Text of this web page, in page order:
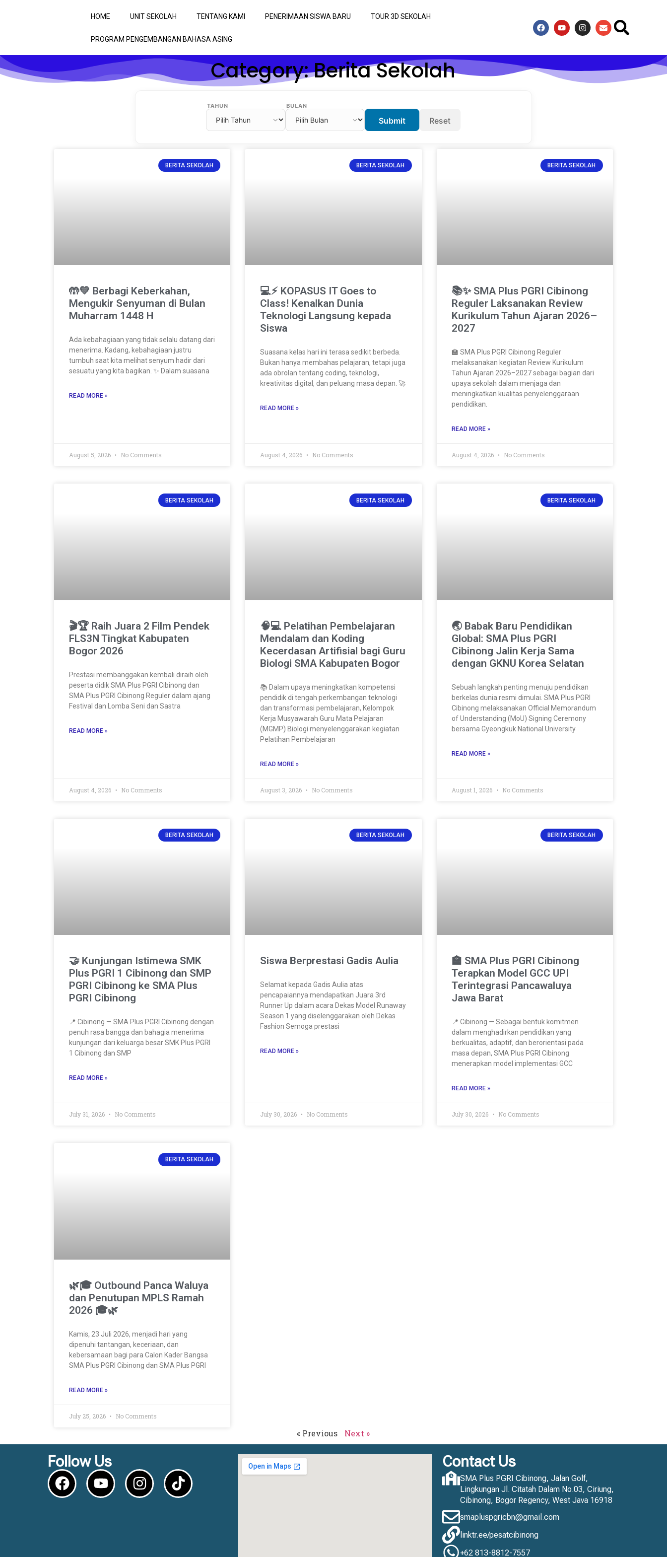
HOME UNIT SEKOLAH TENTANG KAMI PENERIMAAN SISWA BARU TOUR 3D SEKOLAH
PROGRAM PENGEMBANGAN BAHASA ASING
Category: Berita Sekolah
TAHUN BULAN
Submit Reset
BERITA SEKOLAH
🤲💚 Berbagi Keberkahan,
Mengukir Senyuman di Bulan
Muharram 1448 H
Ada kebahagiaan yang tidak selalu datang dari
menerima. Kadang, kebahagiaan justru
tumbuh saat kita melihat senyum hadir dari
sesuatu yang kita bagikan. ✨ Dalam suasana
READ MORE »
August 5, 2026 No Comments
BERITA SEKOLAH
💻⚡ KOPASUS IT Goes to
Class! Kenalkan Dunia
Teknologi Langsung kepada
Siswa
Suasana kelas hari ini terasa sedikit berbeda.
Bukan hanya membahas pelajaran, tetapi juga
ada obrolan tentang coding, teknologi,
kreativitas digital, dan peluang masa depan. 🚀
READ MORE »
August 4, 2026 No Comments
BERITA SEKOLAH
📚✨ SMA Plus PGRI Cibinong
Reguler Laksanakan Review
Kurikulum Tahun Ajaran 2026–
2027
🏫 SMA Plus PGRI Cibinong Reguler
melaksanakan kegiatan Review Kurikulum
Tahun Ajaran 2026–2027 sebagai bagian dari
upaya sekolah dalam menjaga dan
meningkatkan kualitas penyelenggaraan
pendidikan.
READ MORE »
August 4, 2026 No Comments
BERITA SEKOLAH
🎬🏆 Raih Juara 2 Film Pendek
FLS3N Tingkat Kabupaten
Bogor 2026
Prestasi membanggakan kembali diraih oleh
peserta didik SMA Plus PGRI Cibinong dan
SMA Plus PGRI Cibinong Reguler dalam ajang
Festival dan Lomba Seni dan Sastra
READ MORE »
August 4, 2026 No Comments
BERITA SEKOLAH
🧠💻 Pelatihan Pembelajaran
Mendalam dan Koding
Kecerdasan Artifisial bagi Guru
Biologi SMA Kabupaten Bogor
📚 Dalam upaya meningkatkan kompetensi
pendidik di tengah perkembangan teknologi
dan transformasi pembelajaran, Kelompok
Kerja Musyawarah Guru Mata Pelajaran
(MGMP) Biologi menyelenggarakan kegiatan
Pelatihan Pembelajaran
READ MORE »
August 3, 2026 No Comments
BERITA SEKOLAH
🌏 Babak Baru Pendidikan
Global: SMA Plus PGRI
Cibinong Jalin Kerja Sama
dengan GKNU Korea Selatan
Sebuah langkah penting menuju pendidikan
berkelas dunia resmi dimulai. SMA Plus PGRI
Cibinong melaksanakan Official Memorandum
of Understanding (MoU) Signing Ceremony
bersama Gyeongkuk National University
READ MORE »
August 1, 2026 No Comments
BERITA SEKOLAH
🤝 Kunjungan Istimewa SMK
Plus PGRI 1 Cibinong dan SMP
PGRI Cibinong ke SMA Plus
PGRI Cibinong
📍 Cibinong — SMA Plus PGRI Cibinong dengan
penuh rasa bangga dan bahagia menerima
kunjungan dari keluarga besar SMK Plus PGRI
1 Cibinong dan SMP
READ MORE »
July 31, 2026 No Comments
BERITA SEKOLAH
Siswa Berprestasi Gadis Aulia
Selamat kepada Gadis Aulia atas
pencapaiannya mendapatkan Juara 3rd
Runner Up dalam acara Dekas Model Runaway
Season 1 yang diselenggarakan oleh Dekas
Fashion Semoga prestasi
READ MORE »
July 30, 2026 No Comments
BERITA SEKOLAH
🏫 SMA Plus PGRI Cibinong
Terapkan Model GCC UPI
Terintegrasi Pancawaluya
Jawa Barat
📍 Cibinong — Sebagai bentuk komitmen
dalam menghadirkan pendidikan yang
berkualitas, adaptif, dan berorientasi pada
masa depan, SMA Plus PGRI Cibinong
menerapkan model implementasi GCC
READ MORE »
July 30, 2026 No Comments
BERITA SEKOLAH
🌿🎓 Outbound Panca Waluya
dan Penutupan MPLS Ramah
2026 🎓🌿
Kamis, 23 Juli 2026, menjadi hari yang
dipenuhi tantangan, keceriaan, dan
kebersamaan bagi para Calon Kader Bangsa
SMA Plus PGRI Cibinong dan SMA Plus PGRI
READ MORE »
July 25, 2026 No Comments
« Previous Next »
Follow Us Contact Us
SMA Plus PGRI Cibinong, Jalan Golf,
Lingkungan Jl. Citatah Dalam No.03, Ciriung,
Cibinong, Bogor Regency, West Java 16918
smapluspgricbn@gmail.com
linktr.ee/pesatcibinong
+62 813-8812-7557